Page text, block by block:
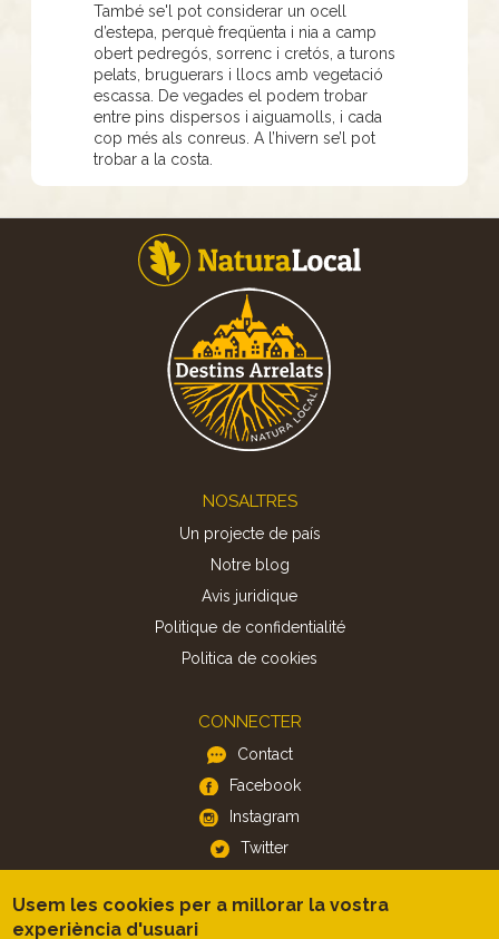
També se'l pot considerar un ocell
d’estepa, perquè freqüenta i nia a camp
obert pedregós, sorrenc i cretós, a turons
pelats, bruguerars i llocs amb vegetació
escassa. De vegades el podem trobar
entre pins dispersos i aiguamolls, i cada
cop més als conreus. A l’hivern se’l pot
trobar a la costa.
NOSALTRES
Un projecte de país
Notre blog
Avis juridique
Politique de confidentialité
Politica de cookies
CONNECTER
Contact
Facebook
Instagram
Twitter
APP
Usem les cookies per a millorar la vostra
experiència d'usuari